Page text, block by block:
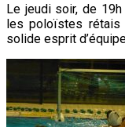
Le jeudi soir, de
les poloïstes rétais
solide esprit